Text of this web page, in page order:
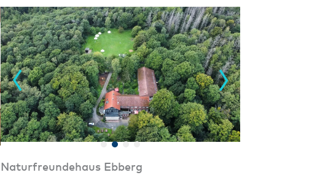
Naturfreundehaus Ebberg